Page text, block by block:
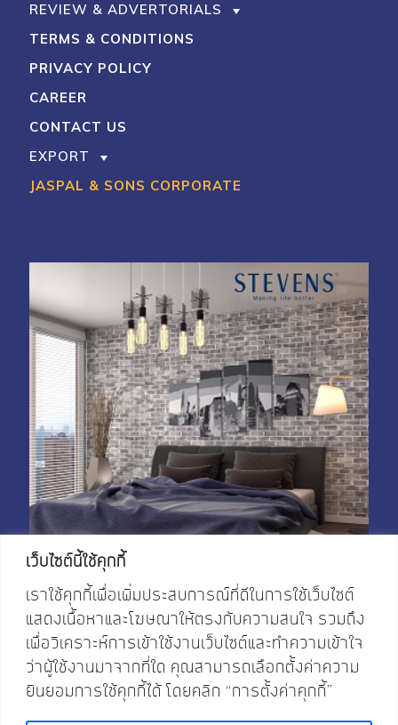
เว็บไซต์นี้ใช้คุกกี้
เราใช้คุกกี้เพื่อเพิ่มประสบการณ์ที่ดีในการใช้เว็บไซต์
แสดงเนื้อหาและโฆษณาให้ตรงกับความสนใจ รวมถึง
เพื่อวิเคราะห์การเข้าใช้งานเว็บไซต์และทำความเข้าใจ
ว่าผู้ใช้งานมาจากที่ใด คุณสามารถเลือกตั้งค่าความ
ยินยอมการใช้คุกกี้ได้ โดยคลิก “การตั้งค่าคุกกี้”
REVIEW & ADVERTORIALS
TERMS & CONDITIONS
PRIVACY POLICY
CAREER
CONTACT US
EXPORT
JASPAL & SONS CORPORATE
My Account Shop With Stevens Cart Payment